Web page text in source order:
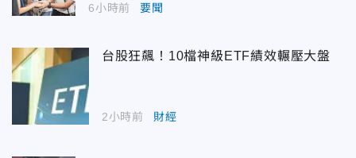
6小時前 要聞
台股狂飆！10檔神級ETF績效輾壓大盤
2小時前 財經